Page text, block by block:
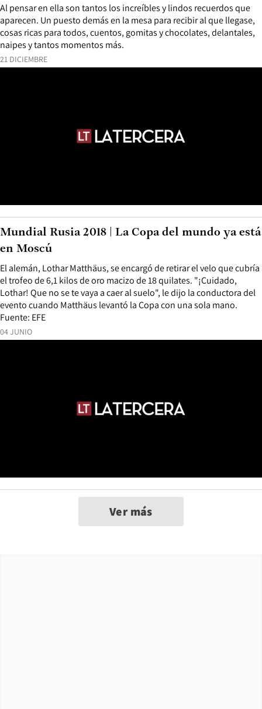
21 DICIEMBRE
Al pensar en ella son tantos los increíbles y lindos recuerdos que
aparecen. Un puesto demás en la mesa para recibir al que llegase,
cosas ricas para todos, cuentos, gomitas y chocolates, delantales,
naipes y tantos momentos más.
04 JUNIO
El alemán, Lothar Matthäus, se encargó de retirar el velo que cubría
el trofeo de 6,1 kilos de oro macizo de 18 quilates. "¡Cuidado,
Lothar! Que no se te vaya a caer al suelo", le dijo la conductora del
evento cuando Matthäus levantó la Copa con una sola mano.
Fuente: EFE
Mundial Rusia 2018 | La Copa del mundo ya está
en Moscú
Ver más